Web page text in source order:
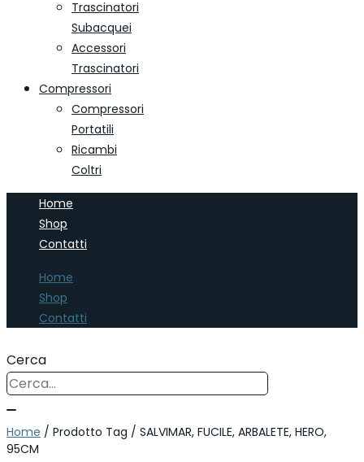
Trascinatori
Subacquei
Accessori
Trascinatori
Compressori
Compressori
Portatili
Ricambi
Coltri
Home
Shop
Contatti
Home
Shop
Contatti
Cerca
Home / Prodotto Tag / SALVIMAR, FUCILE, ARBALETE, HERO,
95CM